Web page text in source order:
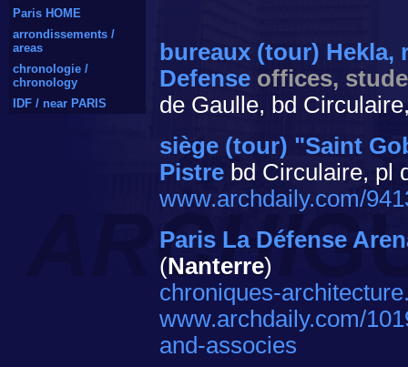
Paris HOME
arrondissements /
areas
chronologie /
chronology
IDF / near PARIS
bureaux (tour) Hekla,
Defense offices,
de Gaulle, bd
siège (tour) "Saint
Pistre bd Circulaire, pl
www.archdaily.com/
Paris La Défense
(Nanterre)
chroniques-
www.archdaily.com/
and-associes